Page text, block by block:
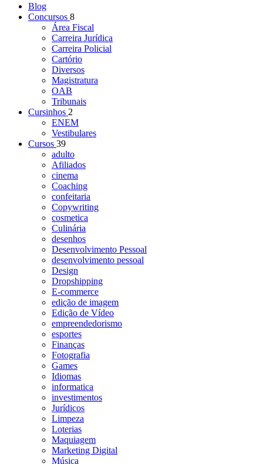
Blog
Concursos 8
Área Fiscal
Carreira Jurídica
Carreira Policial
Cartório
Diversos
Magistratura
OAB
Tribunais
Cursinhos 2
ENEM
Vestibulares
Cursos 39
adulto
Afiliados
cinema
Coaching
confeitaria
Copywriting
cosmetica
Culinária
desenhos
Desenvolvimento Pessoal
desenvolvimento pessoal
Design
Dropshipping
E-commerce
edição de imagem
Edição de Vídeo
empreendedorismo
esportes
Finanças
Fotografia
Games
Idiomas
informatica
investimentos
Jurídicos
Limpeza
Loterias
Maquiagem
Marketing Digital
Música